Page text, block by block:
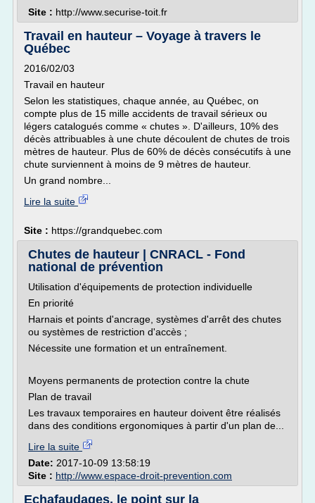
Site : http://www.securise-toit.fr
Travail en hauteur – Voyage à travers le
Québec
2016/02/03
Travail en hauteur
Selon les statistiques, chaque année, au Québec, on
compte plus de 15 mille accidents de travail sérieux ou
légers catalogués comme « chutes ». D'ailleurs, 10% des
décès attribuables à une chute découlent de chutes de trois
mètres de hauteur. Plus de 60% de décès consécutifs à une
chute surviennent à moins de 9 mètres de hauteur.
Un grand nombre...
Lire la suite
Site : https://grandquebec.com
Chutes de hauteur | CNRACL - Fond
national de prévention
Utilisation d'équipements de protection individuelle
En priorité
Harnais et points d'ancrage, systèmes d'arrêt des chutes
ou systèmes de restriction d'accès ;
Nécessite une formation et un entraînement.
Moyens permanents de protection contre la chute
Plan de travail
Les travaux temporaires en hauteur doivent être réalisés
dans des conditions ergonomiques à partir d'un plan de...
Lire la suite
Date: 2017-10-09 13:58:19
Site : http://www.espace-droit-prevention.com
Echafaudages, le point sur la